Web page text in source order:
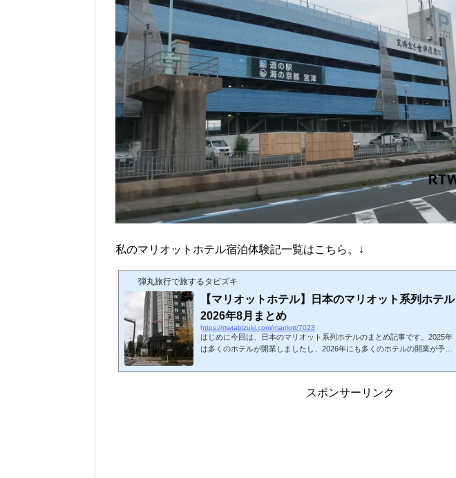
私のマリオットホテル宿泊体験記一覧はこちら。↓
弾丸旅行で旅するタビズキ
【マリオットホテル】日本のマリオット系列ホテル
2026年8月まとめ
https://rtwtabizuki.com/marriott/7023
はじめに今回は、日本のマリオット系列ホテルのまとめ記事です。2025年
は多くのホテルが開業しましたし、2026年にも多くのホテルの開業が予定
した。マリオット系列ブランドの解説とまとめ記事はこちら↓日本のマリオ
宿泊体験記事になります。地域ホテル名子供添寝要件会員子供無料朝食会員
スポンサーリンク